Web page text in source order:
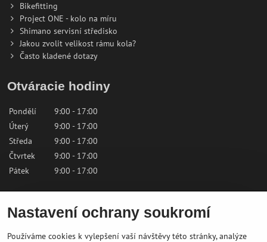
Bikefitting
Project ONE - kolo na míru
Shimano servisní středisko
Jakou zvolit velikost rámu kola?
Často kladené dotazy
Otváracie hodiny
Pondělí
9:00 - 17:00
Úterý
9:00 - 17:00
Středa
9:00 - 17:00
Čtvrtek
9:00 - 17:00
Pátek
9:00 - 17:00
Neděle
Zavřeno
Nastavení ochrany soukromí
Používáme cookies k vylepšení vaší návštěvy této stránky, analýze